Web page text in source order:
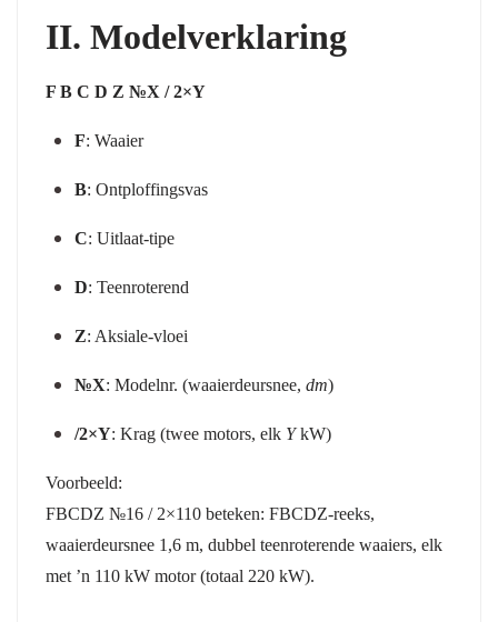
II. Modelverklaring
F B C D Z №X / 2×Y
F: Waaier
B: Ontploffingsvas
C: Uitlaat-tipe
D: Teenroterend
Z: Aksiale-vloei
№X: Modelnr. (waaierdeursnee, dm)
/2×Y: Krag (twee motors, elk YkW)
Voorbeeld:
FBCDZ №16 / 2×110 beteken: FBCDZ-reeks,
waaierdeursnee 1,6 m, dubbel teenroterende waaiers, elk
met ’n 110 kW motor (totaal 220 kW).